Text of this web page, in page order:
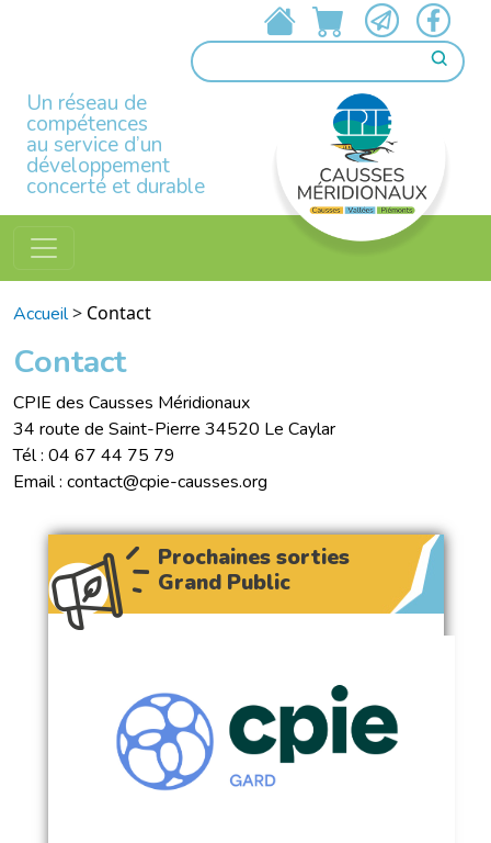
Un réseau de
compétences
au service d’un
développement
concerté et durable
Accueil> Contact
Contact
CPIE des Causses Méridionaux
34 route de Saint-Pierre 34520 Le Caylar
Tél : 04 67 44 75 79
Email : contact@cpie-causses.org
Prochaines sorties
Grand Public